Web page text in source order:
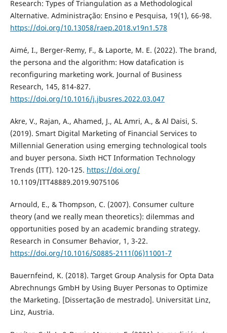
Research: Types of Triangulation as a Methodological
Alternative. Administração: Ensino e Pesquisa, 19(1), 66-98.
https://doi.org/10.13058/raep.2018.v19n1.578
Aimé, I., Berger-Remy, F., & Laporte, M. E. (2022). The brand,
the persona and the algorithm: How datafication is
reconfiguring marketing work. Journal of Business
Research, 145, 814-827.
https://doi.org/10.1016/j.jbusres.2022.03.047
Akre, V., Rajan, A., Ahamed, J., AL Amri, A., & Al Daisi, S.
(2019). Smart Digital Marketing of Financial Services to
Millennial Generation using emerging technological tools
and buyer persona. Sixth HCT Information Technology
Trends (ITT). 120-125. https://doi.org/
10.1109/ITT48889.2019.9075106
Arnould, E., & Thompson, C. (2007). Consumer culture
theory (and we really mean theoretics): dilemmas and
opportunities posed by an academic branding strategy.
Research in Consumer Behavior, 1, 3-22.
https://doi.org/10.1016/S0885-2111(06)11001-7
Bauernfeind, K. (2018). Target Group Analysis for Opta Data
Abrechnungs GmbH by Using Buyer Personas to Optimize
the Marketing. [Dissertação de mestrado]. Universität Linz,
Linz, Austria.